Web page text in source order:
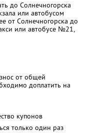
до Солнечногорска
или автобусом
от Солнечногорска до
или автобусе №21,
от общей
доплатить на
купонов
только один раз